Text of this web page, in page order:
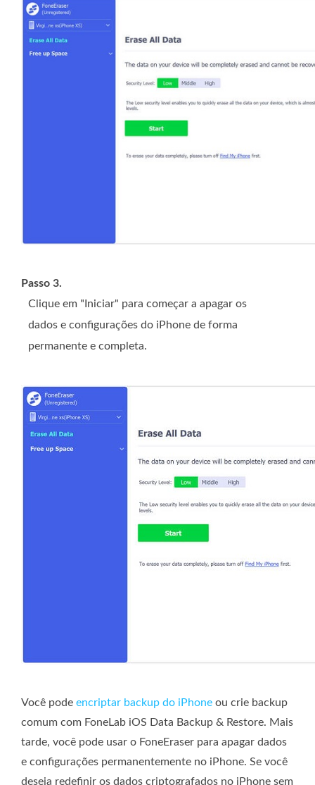
Passo 3.
Clique em "Iniciar" para começar a apagar os
dados e configurações do iPhone de forma
permanente e completa.
Você pode encriptar backup do iPhone ou crie backup
comum com FoneLab iOS Data Backup & Restore. Mais
tarde, você pode usar o FoneEraser para apagar dados
e configurações permanentemente no iPhone. Se você
deseja redefinir os dados criptografados no iPhone sem